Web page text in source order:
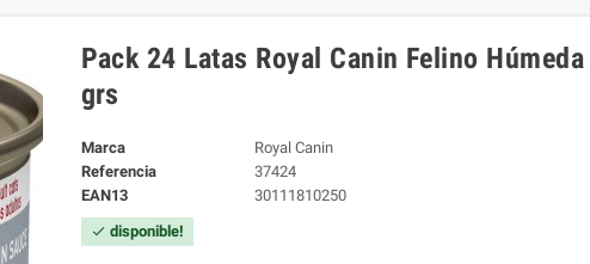
Pack 24 Latas Royal Canin Felino
grs
Marca
Royal Canin
Referencia
37424
EAN13
30111810250
check disponible!